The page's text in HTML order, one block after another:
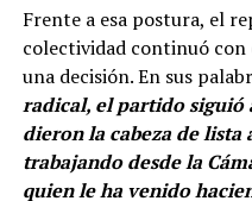
Frente a esa postura, el
colectividad continuó
una decisión. En sus
radical, el partido siguió
dieron la cabeza de lista
trabajando desde la
quien le ha venido